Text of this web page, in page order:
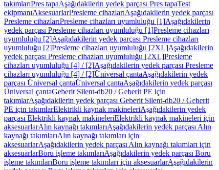
takımlarıPres tapaAşağıdakilerin yedek parçası Pres tapaTest
ekipmanıAksesuarlarPresleme cihazlarıAşağıdakilerin yedek parçası
Presleme cihazlarıPresleme cihazları uyumluluğu [1]Aşağıdakilerin
yedek parçası Presleme cihazları uyumluluğu [1]Presleme cihazları
uyumluluğu [2]Aşağıdakilerin yedek parçası Presleme cihazları
uyumluluğu [2]Presleme cihazları uyumluluğu [2XL]Aşağıdakilerin
yedek parçası Presleme cihazları uyumluluğu [2XL]Presleme
cihazları uyumluluğu [4] / [2]Aşağıdakilerin yedek parçası Presleme
cihazları uyumluluğu [4] / [2]Üniversal çantaAşağıdakilerin yedek
parçası Üniversal çantaÜniversal çantaAşağıdakilerin yedek parçası
Üniversal çantaGeberit Silent-db20 / Geberit PE için
takımlarAşağıdakilerin yedek parçası Geberit Silent-db20 / Geberit
PE için takımlarElektrikli kaynak makineleriAşağıdakilerin yedek
parçası Elektrikli kaynak makineleriElektrikli kaynak makineleri için
aksesuarlarAlın kaynağı takımlarıAşağıdakilerin yedek parçası Alın
kaynağı takımlarıAlın kaynağı takımları için
aksesuarlarAşağıdakilerin yedek parçası Alın kaynağı takımları için
aksesuarlarBoru işleme takımlarıAşağıdakilerin yedek parçası Boru
işleme takımlarıBoru işleme takımları için aksesuarlarAşağıdakilerin